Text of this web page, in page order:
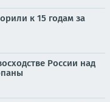
к 15 годам за
России над